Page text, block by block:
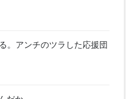
。アンチのツラした応援団